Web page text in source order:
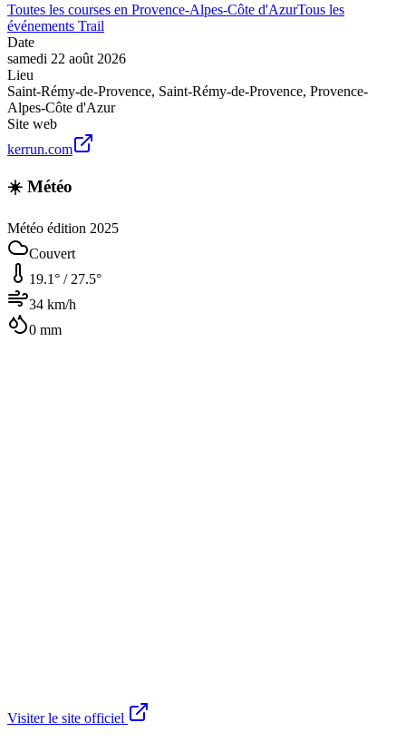
Toutes les courses en Provence-Alpes-Côte d'AzurTous les
événements Trail
Date
samedi 22 août 2026
Lieu
Saint-Rémy-de-Provence, Saint-Rémy-de-Provence, Provence-
Alpes-Côte d'Azur
Site web
kerrun.com
☀️ Météo
Météo édition 2025
Couvert
19.1° / 27.5°
34 km/h
0 mm
Visiter le site officiel